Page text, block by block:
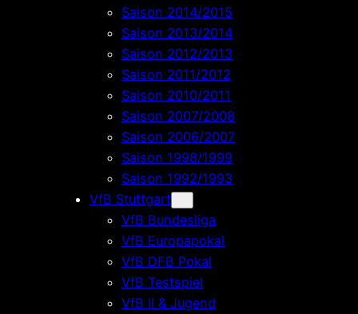
Saison 2014/2015
Saison 2013/2014
Saison 2012/2013
Saison 2011/2012
Saison 2010/2011
Saison 2007/2008
Saison 2006/2007
Saison 1998/1999
Saison 1992/1993
VfB Stuttgart
VfB Bundesliga
VfB Europapokal
VfB DFB Pokal
VfB Testspiel
VfB II & Jugend